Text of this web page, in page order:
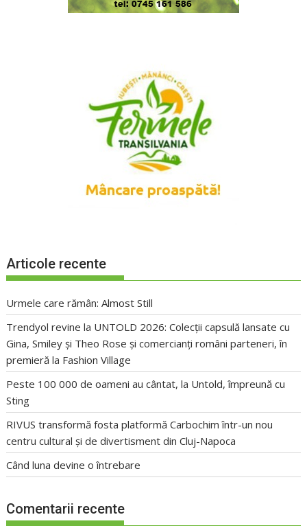
Articole recente
Urmele care rămân: Almost Still
Trendyol revine la UNTOLD 2026: Colecții capsulă lansate cu
Gina, Smiley și Theo Rose și comercianți români parteneri, în
premieră la Fashion Village
Peste 100 000 de oameni au cântat, la Untold, împreună cu
Sting
RIVUS transformă fosta platformă Carbochim într-un nou
centru cultural și de divertisment din Cluj-Napoca
Când luna devine o întrebare
Comentarii recente